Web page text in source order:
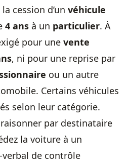
cession d’un véhicule
4 ans à un particulier. À
pour une vente
, ni pour une reprise par
ou un autre
Certains véhicules
selon leur catégorie.
par destinataire
la voiture à un
verbal de contrôle